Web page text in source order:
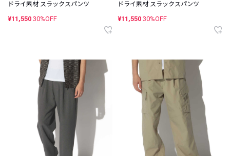
ドライ素材 スラックスパンツ
¥11,550 30%OFF
ドライ素材 スラックスパンツ
¥11,550 30%OFF